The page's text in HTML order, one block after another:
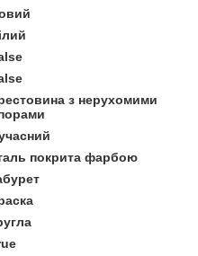
з нерухомими
покрита фарбою